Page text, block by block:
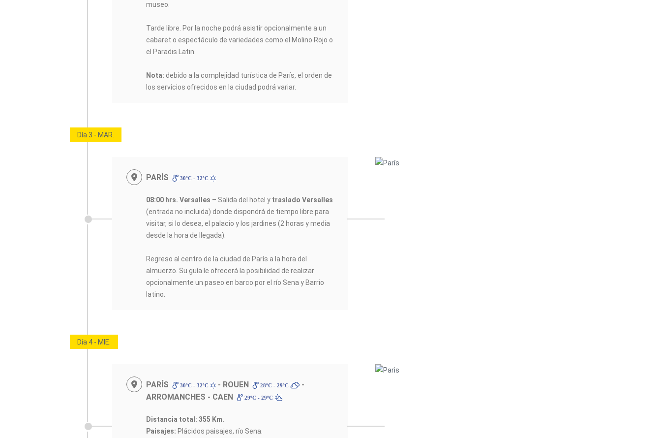
museo.
Tarde libre. Por la noche podrá asistir opcionalmente a un
cabaret o espectáculo de variedades como el Molino Rojo o
el Paradis Latin.
Nota: debido a la complejidad turística de París, el orden de
los servicios ofrecidos en la ciudad podrá variar.
Día 3 - MAR.
PARÍS 30ºC - 32ºC
08:00 hrs. Versalles – Salida del hotel y traslado Versalles
(entrada no incluida) donde dispondrá de tiempo libre para
visitar, si lo desea, el palacio y los jardines (2 horas y media
desde la hora de llegada).
Regreso al centro de la ciudad de París a la hora del
almuerzo. Su guía le ofrecerá la posibilidad de realizar
opcionalmente un paseo en barco por el río Sena y Barrio
latino.
Día 4 - MIE.
PARÍS 30ºC - 32ºC - ROUEN 28ºC - 29ºC
-
ARROMANCHES - CAEN
29ºC - 29ºC
Distancia total: 355 Km.
Paisajes: Plácidos paisajes, río Sena.